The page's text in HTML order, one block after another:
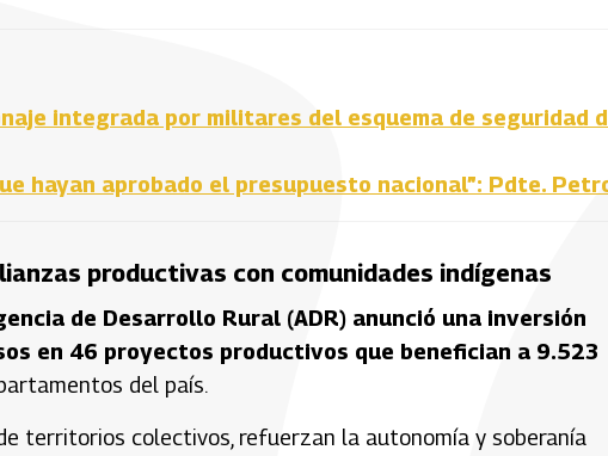
integrada por militares del esquema de seguridad
hayan aprobado el presupuesto nacional”: Pdte.
productivas con comunidades indígenas
de Desarrollo Rural (ADR) anunció una inversión
en 46 proyectos productivos que benefician a 9.523
del país.
territorios colectivos, refuerzan la autonomía y soberanía